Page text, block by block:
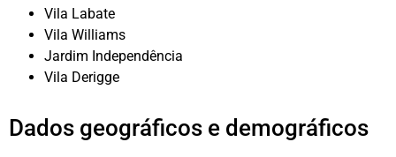
Vila Labate
Vila Williams
Jardim Independência
Vila Derigge
Dados geográficos e demográficos